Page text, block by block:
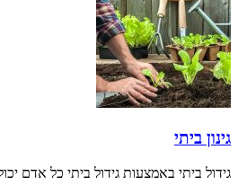
גינון ביתי
גידול ביתי באמצעות גידול ביתי כל אדם